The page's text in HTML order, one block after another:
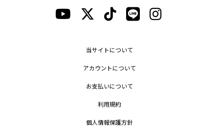
当サイトについて
アカウントについて
お支払いについて
利用規約
個人情報保護方針